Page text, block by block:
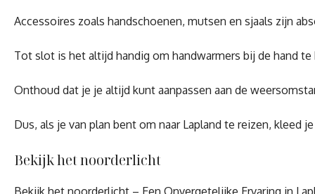
Accessoires zoals handschoenen, mutsen en sjaals zijn
Tot slot is het altijd handig om handwarmers bij de hand
Onthoud dat je je altijd kunt aanpassen aan de
Dus, als je van plan bent om naar Lapland te reizen,
Bekijk het noorderlicht